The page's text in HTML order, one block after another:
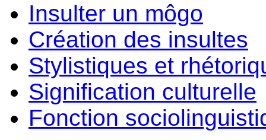
Insulter un môgo
Création des insultes
Stylistiques et
Signification culturelle
Fonction